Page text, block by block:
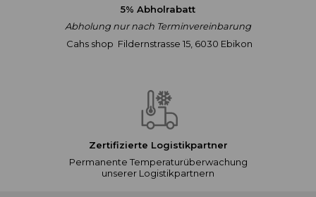
5% Abholrabatt
Abholung nur nach Terminvereinbarung
Cahs shop Fildernstrasse 15, 6030 Ebikon
Zertifizierte Logistikpartner
Permanente Temperaturüberwachung
unserer Logistikpartnern